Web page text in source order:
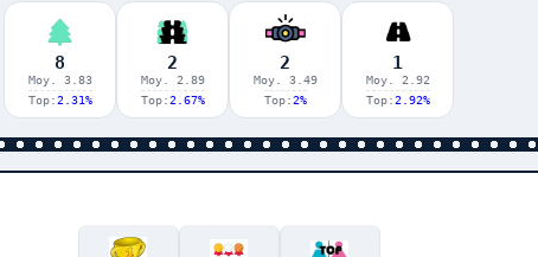
8
Moy. 3.83
Top:2.31%
2
Moy. 2.89
Top:2.67%
2
Moy. 3.49
Top:2%
1
Moy. 2.92
Top:2.92%